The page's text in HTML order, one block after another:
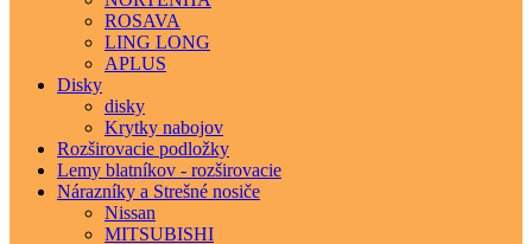
ROSAVA
LING LONG
APLUS
Disky
disky
Krytky nabojov
Rozširovacie podložky
Lemy blatníkov - rozširovacie
Nárazníky a Strešné nosiče
Nissan
MITSUBISHI